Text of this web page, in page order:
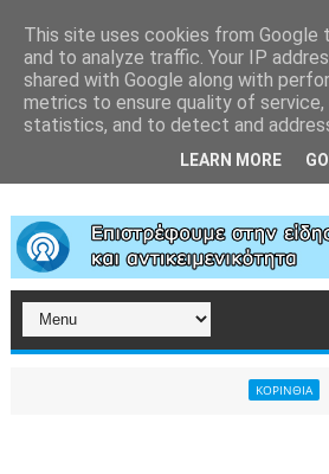
ΚΟΡΙΝΘΙΑ Η
This site uses cookies from Google
and to analyze traffic. Your IP
shared with Google along with
metrics to ensure quality of service,
statistics, and to detect and
LEARN MORE